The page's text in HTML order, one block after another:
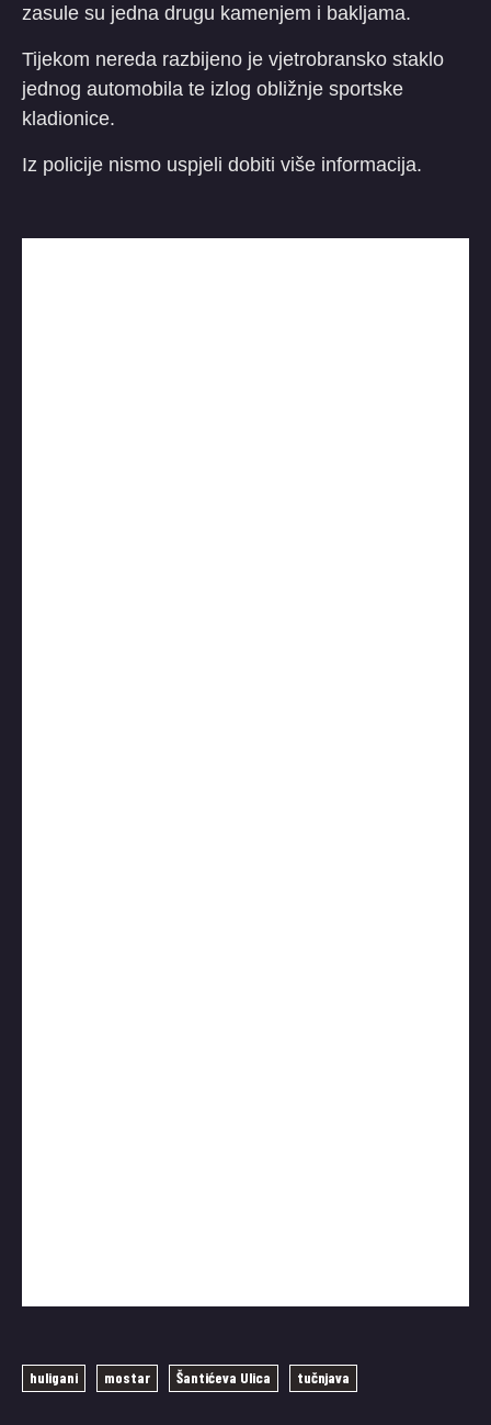
zasule su jedna drugu kamenjem i bakljama.
Tijekom nereda razbijeno je vjetrobransko staklo
jednog automobila te izlog obližnje sportske
kladionice.
Iz policije nismo uspjeli dobiti više informacija.
huligani mostar Šantićeva Ulica tučnjava